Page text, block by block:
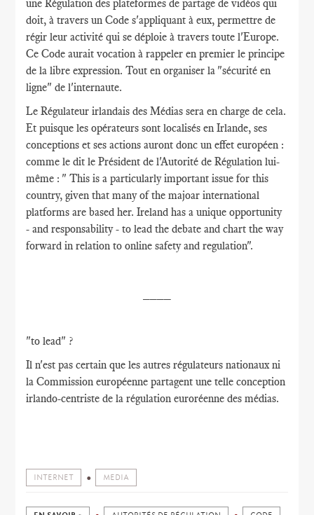
une Régulation des plateformes de partage de vidéos qui
doit, à travers un Code s'appliquant à eux, permettre de
régir leur activité qui se déploie à travers toute l'Europe.
Ce Code aurait vocation à rappeler en premier le principe
de la libre expression. Tout en organiser la "sécurité en
ligne" de l'internaute.
Le Régulateur irlandais des Médias sera en charge de cela.
Et puisque les opérateurs sont localisés en Irlande, ses
conceptions et ses actions auront donc un effet européen :
comme le dit le Président de l'Autorité de Régulation lui-
même : " This is a particularly important issue for this
country, given that many of the majoar international
platforms are based her. Ireland has a unique opportunity
- and responsability - to lead the debate and chart the way
forward in relation to online safety and regulation".
"to lead" ?
Il n'est pas certain que les autres régulateurs nationaux ni
la Commission européenne partagent une telle conception
irlando-centriste de la régulation euroréenne des médias.
INTERNET MEDIA